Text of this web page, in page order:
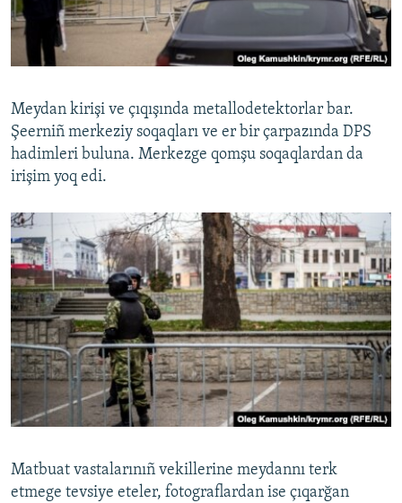
Meydan kirişi ve çıqışında metallodetektorlar bar.
Şeerniñ merkeziy soqaqları ve er bir çarpazında DPS
hadimleri buluna. Merkezge qomşu soqaqlardan da
irişim yoq edi.
Matbuat vastalarınıñ vekillerine meydannı terk
etmege tevsiye eteler, fotograflardan ise çıqarğan